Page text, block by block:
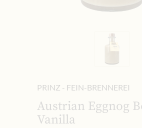
PRINZ - FEIN-BRENNEREI
Austrian Eggnog
Vanilla